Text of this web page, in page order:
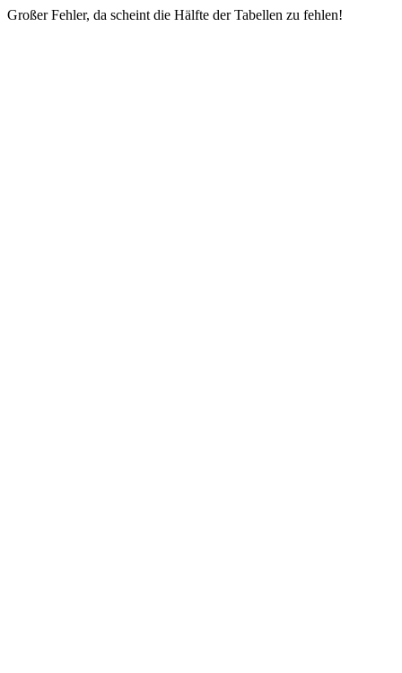
Großer Fehler, da scheint die Hälfte der Tabellen zu fehlen!